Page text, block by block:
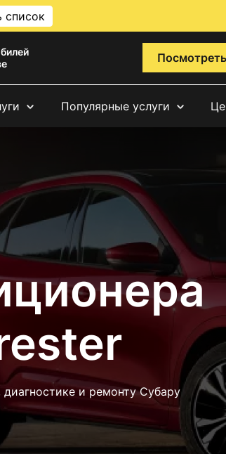
список
Популярные услуги
и ремонту Субару